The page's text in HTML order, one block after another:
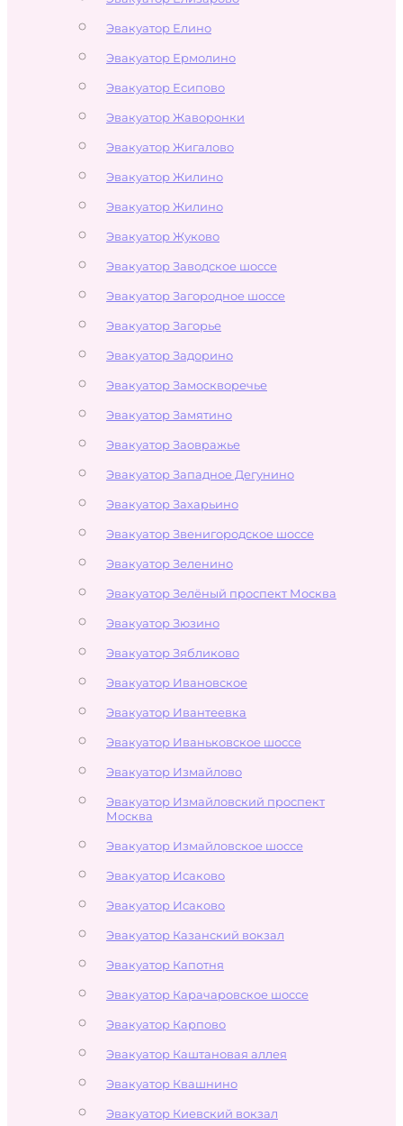
Эвакуатор Елино
Эвакуатор Ермолино
Эвакуатор Есипово
Эвакуатор Жаворонки
Эвакуатор Жигалово
Эвакуатор Жилино
Эвакуатор Жилино
Эвакуатор Жуково
Эвакуатор Заводское шоссе
Эвакуатор Загородное шоссе
Эвакуатор Загорье
Эвакуатор Задорино
Эвакуатор Замоскворечье
Эвакуатор Замятино
Эвакуатор Заовражье
Эвакуатор Западное Дегунино
Эвакуатор Захарьино
Эвакуатор Звенигородское шоссе
Эвакуатор Зеленино
Эвакуатор Зелёный проспект Москва
Эвакуатор Зюзино
Эвакуатор Зябликово
Эвакуатор Ивановское
Эвакуатор Ивантеевка
Эвакуатор Иваньковское шоссе
Эвакуатор Измайлово
Эвакуатор Измайловский проспект
Москва
Эвакуатор Измайловское шоссе
Эвакуатор Исаково
Эвакуатор Исаково
Эвакуатор Казанский вокзал
Эвакуатор Капотня
Эвакуатор Карачаровское шоссе
Эвакуатор Карпово
Эвакуатор Каштановая аллея
Эвакуатор Квашнино
Эвакуатор Киевский вокзал